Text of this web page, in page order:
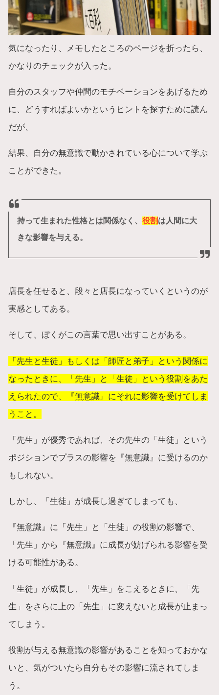
気になったり、メモしたところのページを折ったら、
かなりのチェックが入った。
自分のスタッフや仲間のモチベーションをあげるため
に、どうすればよいかというヒントを探すために読ん
だが、
結果、自分の無意識で動かされている心について学ぶ
ことができた。
持って生まれた性格とは関係なく、 役割は人間に大
きな影響を与える。
店長を任せると、段々と店長になっていくというのが
実感としてある。
そして、ぼくがこの言葉で思い出すことがある。
「先生と生徒」もしくは「師匠と弟子」という関係に
なったときに、「先生」と「生徒」という役割をあた
えられたので、『無意識』にそれに影響を受けてしま
うこと。
「先生」が優秀であれば、その先生の「生徒」という
ポジションでプラスの影響を『無意識』に受けるのか
もしれない。
しかし、「生徒」が成長し過ぎてしまっても、
『無意識』に「先生」と「生徒」の役割の影響で、
「先生」から『無意識』に成長が妨げられる影響を受
ける可能性がある。
「生徒」が成長し、「先生」をこえるときに、「先
生」をさらに上の「先生」に変えないと成長が止まっ
てしまう。
役割が与える無意識の影響があることを知っておかな
いと、気がついたら自分もその影響に流されてしま
う。